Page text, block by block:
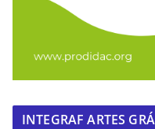
INTEGRAF ARTES